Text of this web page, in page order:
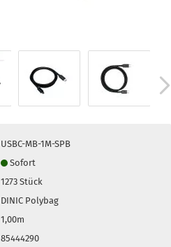
USBC-MB-1M-SPB
Sofort
1273Stück
DINIC Polybag
1,00m
85444290